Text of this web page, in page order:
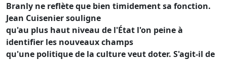
Branly ne reflète que bien timidement sa fonction.
Jean Cuisenier souligne
qu'au plus haut niveau de l'État l'on peine à
identifier les nouveaux champs
qu'une politique de la culture veut doter. S'agit-il de